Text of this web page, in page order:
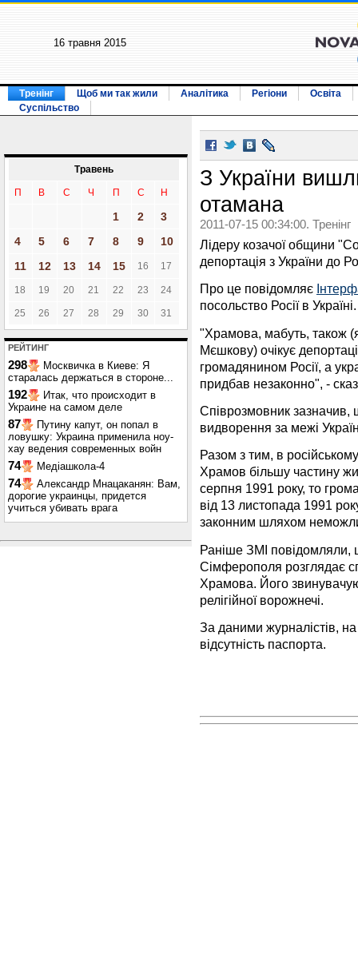
16 травня 2015
Тренінг Щоб ми так жили Аналітика Регіони
Освіта
Суспільство
Травень
П В С Ч П С Н
1 2
3
4
5 6 7 8 9
10
11
12 13 14 15 16 17
18 19 20 21 22 23 24
25 26 27 28 29 30 31
РЕЙТИНГ
298
Москвичка в Киеве: Я
старалась держаться в стороне...
192
Итак, что происходит в
Украине на самом деле
87
Путину капут, он попал в
ловушку: Украина применила ноу-
хау ведения современных войн
74 Медіашкола-4
74
Александр Мнацаканян: Вам,
дорогие украинцы, придется
учиться убивать врага
З України
отамана
2011-07-15 00:34:00. Тренінг
Лідеру козачої общини
депортація з України до
Про це повідомляє
посольство Росії в Україні.
"Храмова, мабуть, також
Мєшкову) очікує
громадянином Росії, а
придбав незаконно", -
Співрозмовник
видворення за межі
Разом з тим, в
Храмов більшу частину
серпня 1991 року, то
від 13 листопада 1991
законним шляхом
Раніше ЗМІ
Сімферополя розглядає
Храмова. Його
релігійної ворожнечі.
За даними журналістів,
відсутність паспорта.